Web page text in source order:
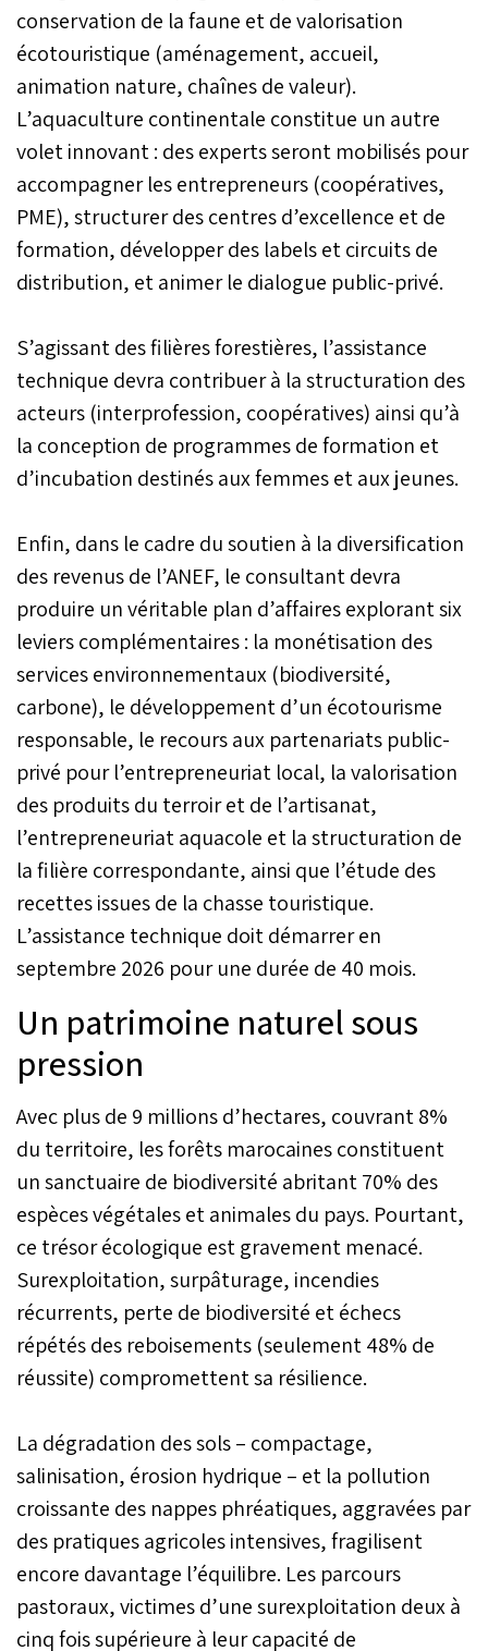
conservation de la faune et de valorisation
écotouristique (aménagement, accueil,
animation nature, chaînes de valeur).
L’aquaculture continentale constitue un autre
volet innovant : des experts seront mobilisés pour
accompagner les entrepreneurs (coopératives,
PME), structurer des centres d’excellence et de
formation, développer des labels et circuits de
distribution, et animer le dialogue public-privé.
S’agissant des filières forestières, l’assistance
technique devra contribuer à la structuration des
acteurs (interprofession, coopératives) ainsi qu’à
la conception de programmes de formation et
d’incubation destinés aux femmes et aux jeunes.
Enfin, dans le cadre du soutien à la diversification
des revenus de l’ANEF, le consultant devra
produire un véritable plan d’affaires explorant six
leviers complémentaires : la monétisation des
services environnementaux (biodiversité,
carbone), le développement d’un écotourisme
responsable, le recours aux partenariats public-
privé pour l’entrepreneuriat local, la valorisation
des produits du terroir et de l’artisanat,
l’entrepreneuriat aquacole et la structuration de
la filière correspondante, ainsi que l’étude des
recettes issues de la chasse touristique.
L’assistance technique doit démarrer en
septembre 2026 pour une durée de 40 mois.
Un patrimoine naturel sous
pression
Avec plus de 9 millions d’hectares, couvrant 8%
du territoire, les forêts marocaines constituent
un sanctuaire de biodiversité abritant 70% des
espèces végétales et animales du pays. Pourtant,
ce trésor écologique est gravement menacé.
Surexploitation, surpâturage, incendies
récurrents, perte de biodiversité et échecs
répétés des reboisements (seulement 48% de
réussite) compromettent sa résilience.
La dégradation des sols – compactage,
salinisation, érosion hydrique – et la pollution
croissante des nappes phréatiques, aggravées par
des pratiques agricoles intensives, fragilisent
encore davantage l’équilibre. Les parcours
pastoraux, victimes d’une surexploitation deux à
cinq fois supérieure à leur capacité de